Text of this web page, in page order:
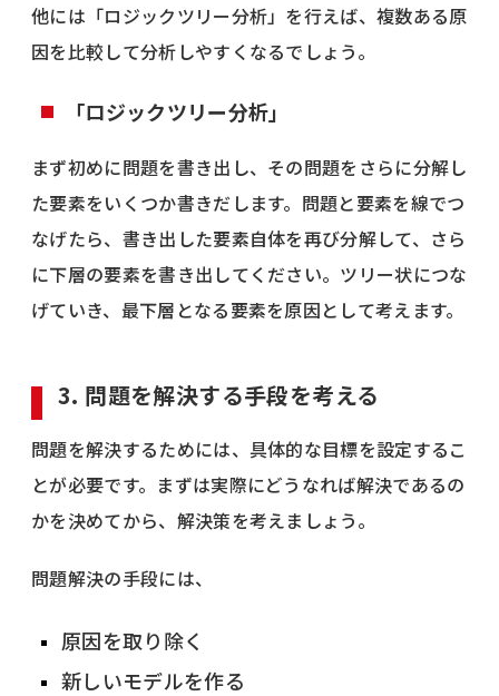
他には「ロジックツリー分析」を行えば、複数ある原
因を比較して分析しやすくなるでしょう。
「ロジックツリー分析」
まず初めに問題を書き出し、その問題をさらに分解し
た要素をいくつか書きだします。問題と要素を線でつ
なげたら、書き出した要素自体を再び分解して、さら
に下層の要素を書き出してください。ツリー状につな
げていき、最下層となる要素を原因として考えます。
3. 問題を解決する手段を考える
問題を解決するためには、具体的な目標を設定するこ
とが必要です。まずは実際にどうなれば解決であるの
かを決めてから、解決策を考えましょう。
問題解決の手段には、
原因を取り除く
新しいモデルを作る